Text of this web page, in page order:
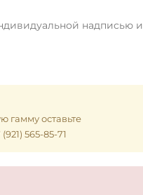
надписью и
гамму оставьте
565-85-71